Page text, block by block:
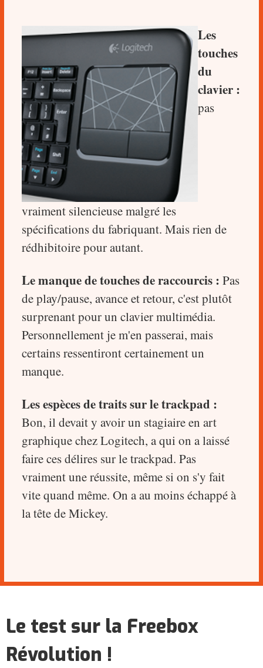
Les
touches
du
clavier :
pas
vraiment silencieuse malgré les
spécifications du fabriquant. Mais rien de
rédhibitoire pour autant.
Le manque de touches de raccourcis : Pas
de play/pause, avance et retour, c'est plutôt
surprenant pour un clavier multimédia.
Personnellement je m'en passerai, mais
certains ressentiront certainement un
manque.
Les espèces de traits sur le trackpad :
Bon, il devait y avoir un stagiaire en art
graphique chez Logitech, a qui on a laissé
faire ces délires sur le trackpad. Pas
vraiment une réussite, même si on s'y fait
vite quand même. On a au moins échappé à
la tête de Mickey.
Le test sur la Freebox
Révolution !